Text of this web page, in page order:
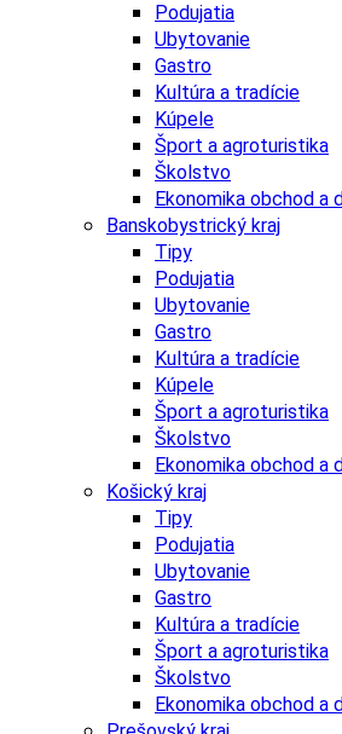
Podujatia
Ubytovanie
Gastro
Kultúra a tradície
Kúpele
Šport a agroturistika
Školstvo
Ekonomika obchod a
Banskobystrický kraj
Tipy
Podujatia
Ubytovanie
Gastro
Kultúra a tradície
Kúpele
Šport a agroturistika
Školstvo
Ekonomika obchod a
Košický kraj
Tipy
Podujatia
Ubytovanie
Gastro
Kultúra a tradície
Šport a agroturistika
Školstvo
Ekonomika obchod a